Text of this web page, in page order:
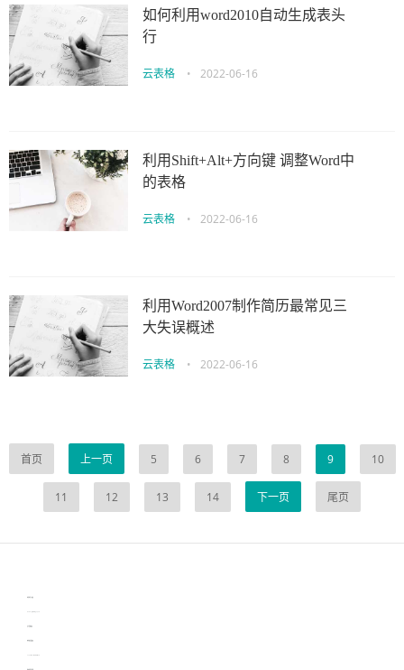
如何利用word2010自动生成表头
行
云表格 • 2022-06-16
利用Shift+Alt+方向键 调整Word中
的表格
云表格 • 2022-06-16
利用Word2007制作简历最常见三
大失误概述
云表格 • 2022-06-16
首页 上一页 5 6 7 8 9 10
11 12 13 14 下一页 尾页